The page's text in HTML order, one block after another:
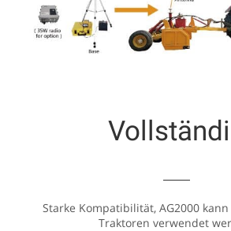
Starke Kompatibilität, AG2000
Traktoren verwendet